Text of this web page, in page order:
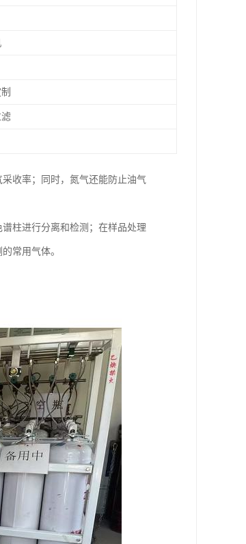
收率；同时，氮气还能防止油气
柱进行分离和检测；在样品处理
常用气体。